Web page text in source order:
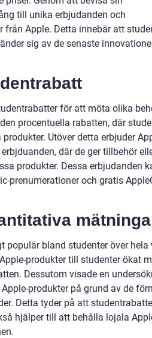
till unika erbjudanden och
Apple. Detta innebär att
sig av de senaste
för att möta olika
procentuella rabatten, där
Utöver detta erbjuder
där de ger tillbehör
produkter. Dessa erbjudanden
prenumerationer och gratis
bland studenter över hela
produkter till studenter ökat
Dessutom visade en
produkter på grund av de
Detta tyder på att
hjälper till att behålla lojala